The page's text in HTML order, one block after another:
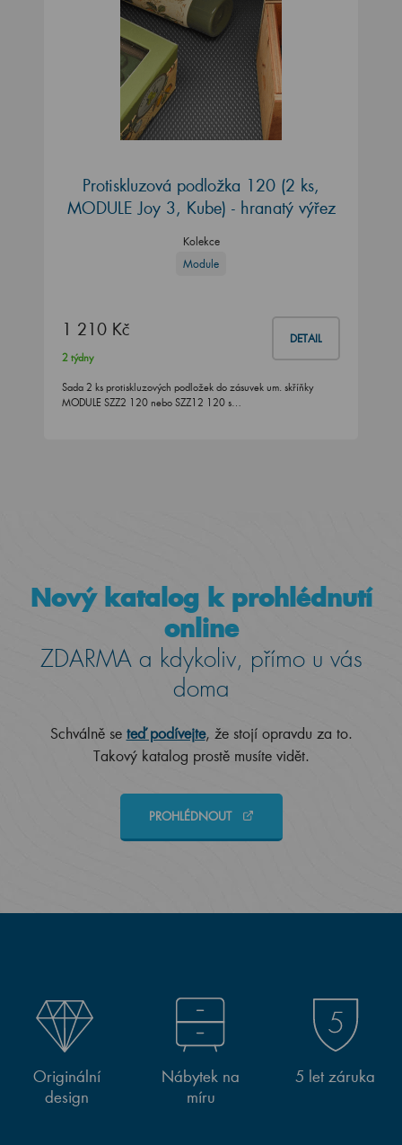
Protiskluzová podložka 120 (2 ks,
MODULE Joy 3, Kube) - hranatý výřez
Kolekce
Module
1 210 Kč DETAIL
2 týdny
Sada 2 ks protiskluzových podložek do zásuvek um. skříňky
MODULE SZZ2 120 nebo SZZ12 120 s…
Nový katalog k prohlédnutí
online
ZDARMA a kdykoliv, přímo u vás
doma
Schválně se teď podívejte, že stojí opravdu za to.
Takový katalog prostě musíte vidět.
PROHLÉDNOUT
Originální
design
Nábytek na
míru
5 let záruka